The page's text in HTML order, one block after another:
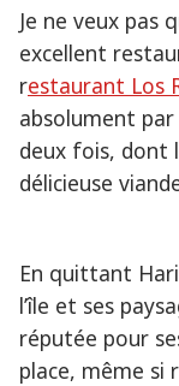
Je ne veux pas
excellent
restaurant Los
absolument
deux fois, dont
délicieuse
En quittant
l’île et ses
réputée pour
place, même si